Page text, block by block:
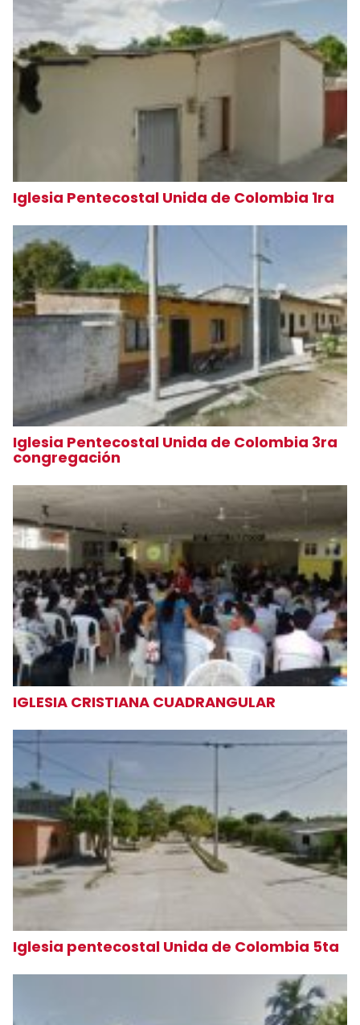
Iglesia Pentecostal Unida de Colombia 1ra
Iglesia Pentecostal Unida de Colombia 3ra
congregación
IGLESIA CRISTIANA CUADRANGULAR
Iglesia pentecostal Unida de Colombia 5ta